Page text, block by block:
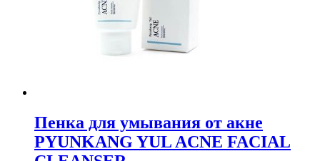
Пенка для умывания от акне
PYUNKANG YUL ACNE FACIAL